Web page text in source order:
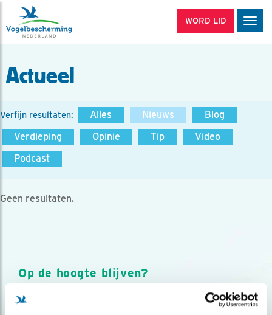
WORD LID
Actueel
Verfijn resultaten: Alles Nieuws
Blog
Verdieping
Opinie Tip
Video
Podcast
Geen resultaten.
Op de hoogte blijven?
Meld je aan en ontvang nieuws, inspiratie, acties en tips
over vogels en activiteiten van Vogelbescherming.